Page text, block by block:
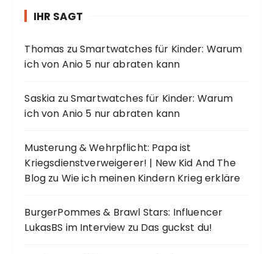
IHR SAGT
Thomas zuSmartwatches für Kinder: Warum
ich von Anio 5 nur abraten kann
Saskia zuSmartwatches für Kinder: Warum
ich von Anio 5 nur abraten kann
Musterung & Wehrpflicht: Papa ist
Kriegsdienstverweigerer! | New Kid And The
Blog zu Wie ich meinen Kindern Krieg erkläre
BurgerPommes & Brawl Stars: Influencer
LukasBS im Interview zu Das guckst du!